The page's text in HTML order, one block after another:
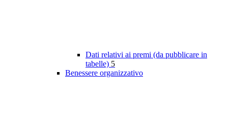
Dati relativi ai premi (da pubblicare in
tabelle) 5
Benessere organizzativo